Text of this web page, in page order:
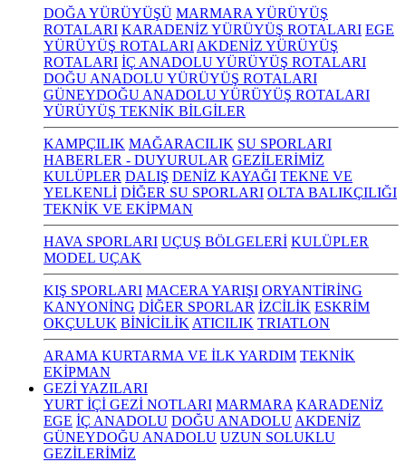
DOĞA YÜRÜYÜŞÜ MARMARA YÜRÜYÜŞ
ROTALARI KARADENİZ YÜRÜYÜŞ ROTALARI EGE
YÜRÜYÜŞ ROTALARI AKDENİZ YÜRÜYÜŞ
ROTALARI İÇ ANADOLU YÜRÜYÜŞ ROTALARI
DOĞU ANADOLU YÜRÜYÜŞ ROTALARI
GÜNEYDOĞU ANADOLU YÜRÜYÜŞ ROTALARI
YÜRÜYÜŞ TEKNİK BİLGİLER
KAMPÇILIK MAĞARACILIK SU SPORLARI
HABERLER - DUYURULAR GEZİLERİMİZ
KULÜPLER DALIŞ DENİZ KAYAĞI TEKNE VE
YELKENLİ DİĞER SU SPORLARI OLTA BALIKÇILIĞI
TEKNİK VE EKİPMAN
HAVA SPORLARI UÇUŞ BÖLGELERİ KULÜPLER
MODEL UÇAK
KIŞ SPORLARI MACERA YARIŞI ORYANTİRİNG
KANYONİNG DİĞER SPORLAR İZCİLİK ESKRİM
OKÇULUK BİNİCİLİK ATICILIK TRIATLON
ARAMA KURTARMA VE İLK YARDIM TEKNİK
EKİPMAN
GEZİ YAZILARI
YURT İÇİ GEZİ NOTLARI MARMARA KARADENİZ
EGE İÇ ANADOLU DOĞU ANADOLU AKDENİZ
GÜNEYDOĞU ANADOLU UZUN SOLUKLU
GEZİLERİMİZ